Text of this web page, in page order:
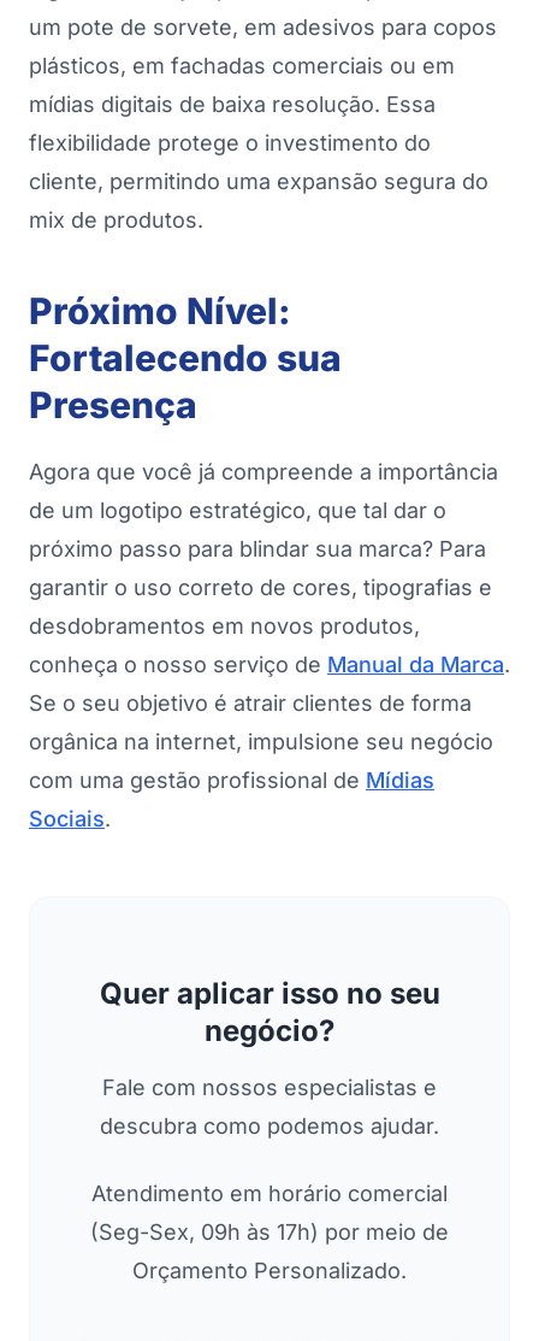
um pote de sorvete, em adesivos para copos
plásticos, em fachadas comerciais ou em
mídias digitais de baixa resolução. Essa
flexibilidade protege o investimento do
cliente, permitindo uma expansão segura do
mix de produtos.
Próximo Nível:
Fortalecendo sua
Presença
Agora que você já compreende a importância
de um logotipo estratégico, que tal dar o
próximo passo para blindar sua marca? Para
garantir o uso correto de cores, tipografias e
desdobramentos em novos produtos,
conheça o nosso serviço de Manual da Marca.
Se o seu objetivo é atrair clientes de forma
orgânica na internet, impulsione seu negócio
com uma gestão profissional de Mídias
Sociais.
Quer aplicar isso no seu
negócio?
Fale com nossos especialistas e
descubra como podemos ajudar.
Atendimento em horário comercial
(Seg-Sex, 09h às 17h) por meio de
Orçamento Personalizado.